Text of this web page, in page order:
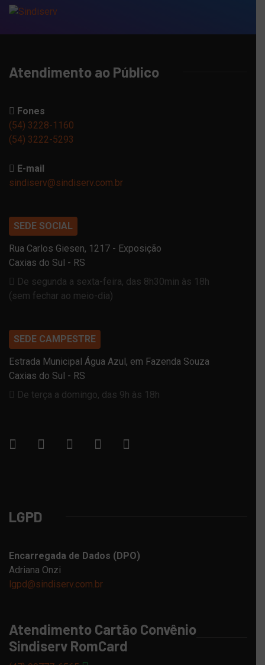
Atendimento ao Público
Fones
(54) 3228-1160
(54) 3222-5293
E-mail
sindiserv@sindiserv.com.br
SEDE SOCIAL
Rua Carlos Giesen, 1217 - Exposição
Caxias do Sul - RS
De segunda a sexta-feira, das 8h30min às 18h
(sem fechar ao meio-dia)
SEDE CAMPESTRE
Estrada Municipal Água Azul, em Fazenda Souza
Caxias do Sul - RS
De terça a domingo, das 9h às 18h
LGPD
Encarregada de Dados (DPO)
Adriana Onzi
lgpd@sindiserv.com.br
Atendimento Cartão Convênio
Sindiserv RomCard